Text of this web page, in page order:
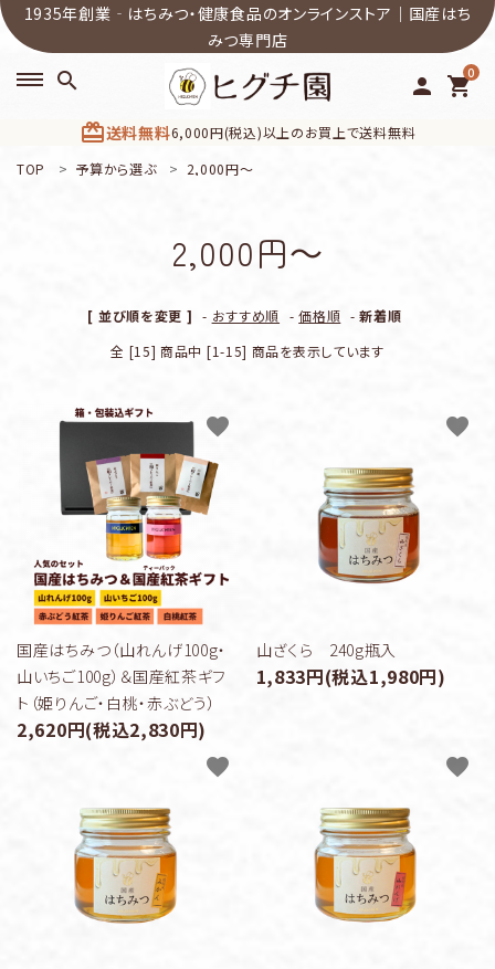
1935年創業‐はちみつ・健康食品のオンラインストア｜国産はち
みつ専門店
search person
0
shopping_cart
card_giftcard送料無料6,000円(税込)以上のお買上で送料無料
person 新規会員登録
カテゴリーから選ぶ
商品一覧
ギフトセット
ヒグチ園について
よくある質問
お問い合わせ
call0120‐512‐710
TOP 予算から選ぶ 2,000円～
2,000円～
[ 並び順を変更 ] - おすすめ順 -価格順 -新着順
全 [15] 商品中 [1-15] 商品を表示しています
国産はちみつ（山れんげ100g・
山いちご100g）＆国産紅茶ギフ
ト（姫りんご・白桃・赤ぶどう）
2,620円(税込2,830円)
favorite
山ざくら 240g瓶入
1,833円(税込1,980円)
favorite
favorite favorite